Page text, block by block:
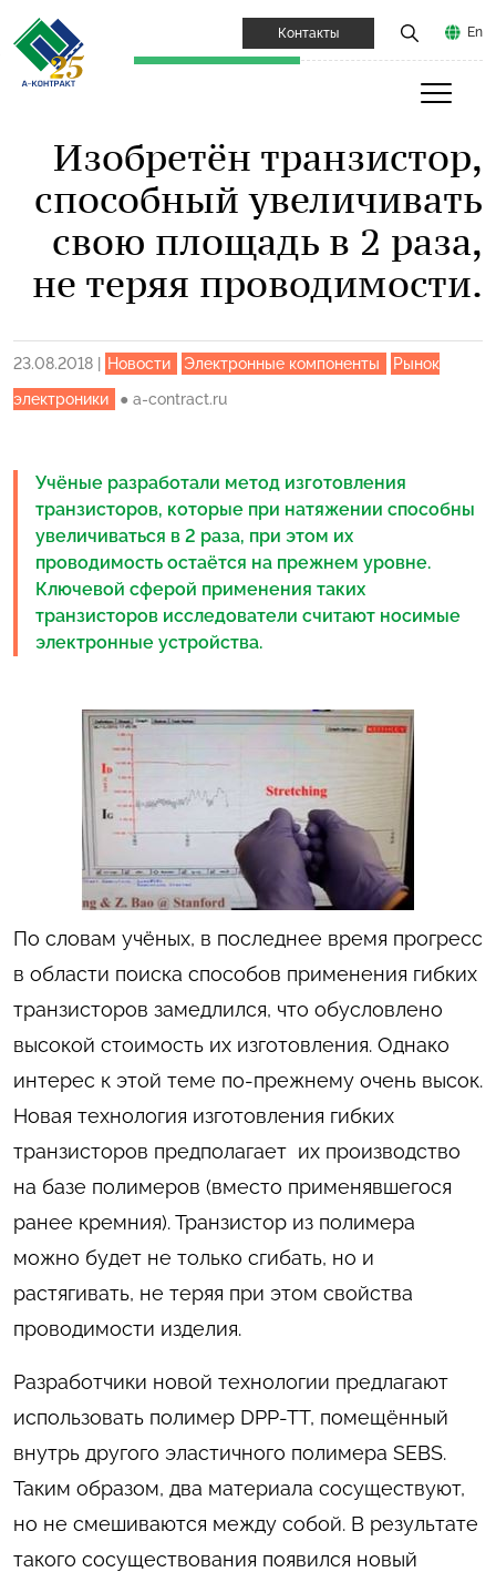
Контакты En
Изобретён транзистор,
способный увеличивать
свою площадь в 2 раза,
не теряя проводимости.
23.08.2018 Новости Электронные компоненты
Рынок
электроники
● a-contract.ru
Учёные разработали метод изготовления
транзисторов, которые при натяжении способны
увеличиваться в 2 раза, при этом их
проводимость остаётся на прежнем уровне.
Ключевой сферой применения таких
транзисторов исследователи считают носимые
электронные устройства.
По словам учёных, в последнее время прогресс
в области поиска способов применения гибких
транзисторов замедлился, что обусловлено
высокой стоимость их изготовления. Однако
интерес к этой теме по-прежнему очень высок.
Новая технология изготовления гибких
транзисторов предполагает их производство
на базе полимеров (вместо применявшегося
ранее кремния). Транзистор из полимера
можно будет не только сгибать, но и
растягивать, не теряя при этом свойства
проводимости изделия.
Разработчики новой технологии предлагают
использовать полимер DPP-TT, помещённый
внутрь другого эластичного полимера SEBS.
Таким образом, два материала сосуществуют,
но не смешиваются между собой. В результате
такого сосуществования появился новый